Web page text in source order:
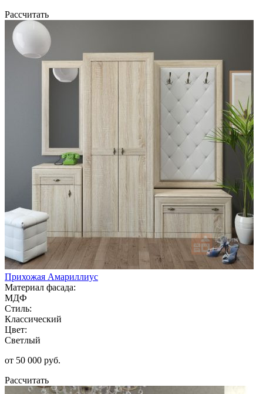
Рассчитать
Прихожая Амариллиус
Материал фасада:
МДФ
Стиль:
Классический
Цвет:
Светлый
от 50 000 руб.
Рассчитать